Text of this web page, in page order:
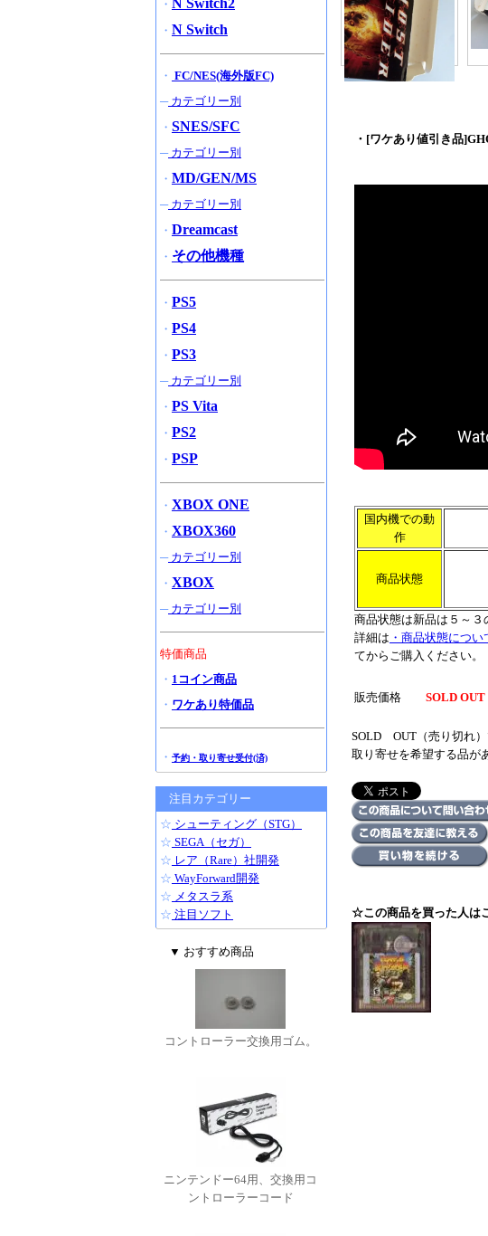
・[ワケあり値引き品
国内機での動
作
商品状態
商品状態は新品は５～３
詳細は ・商品状態につい
てからご購入ください。
販売価格 SOLD OUT
SOLD OUT（売り切れ）
取り寄せを希望する品が
☆この商品を買った人は
・ N Switch2
・ N Switch
・ FC/NES(海外版FC)
─カテゴリー別
・ SNES/SFC
─カテゴリー別
・ MD/GEN/MS
─カテゴリー別
・ Dreamcast
・ その他機種
・ PS5
・ PS4
・ PS3
─カテゴリー別
・ PS Vita
・ PS2
・ PSP
・ XBOX ONE
・ XBOX360
─カテゴリー別
・ XBOX
─カテゴリー別
特価商品
・ 1コイン商品
・ ワケあり特価品
・ 予約・取り寄せ受付(済)
注目カテゴリー
☆ シューティング（STG）
☆ SEGA（セガ）
☆ レア（Rare）社開発
☆ WayForward開発
☆ メタスラ系
☆ 注目ソフト
▼ おすすめ商品
コントローラー交換用ゴム。
ニンテンドー64用、交換用コ
ントローラーコード